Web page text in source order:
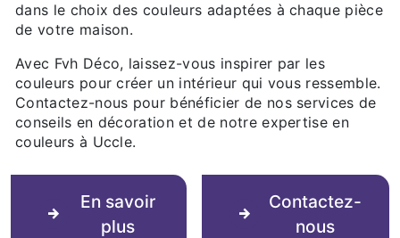
dans le choix des couleurs adaptées à chaque pièce
de votre maison.
Avec Fvh Déco, laissez-vous inspirer par les
couleurs pour créer un intérieur qui vous ressemble.
Contactez-nous pour bénéficier de nos services de
conseils en décoration et de notre expertise en
couleurs à Uccle.
En savoir
plus
Contactez-
nous